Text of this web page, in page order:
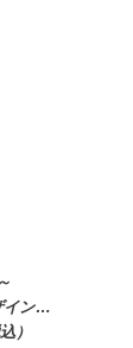
イン…
）